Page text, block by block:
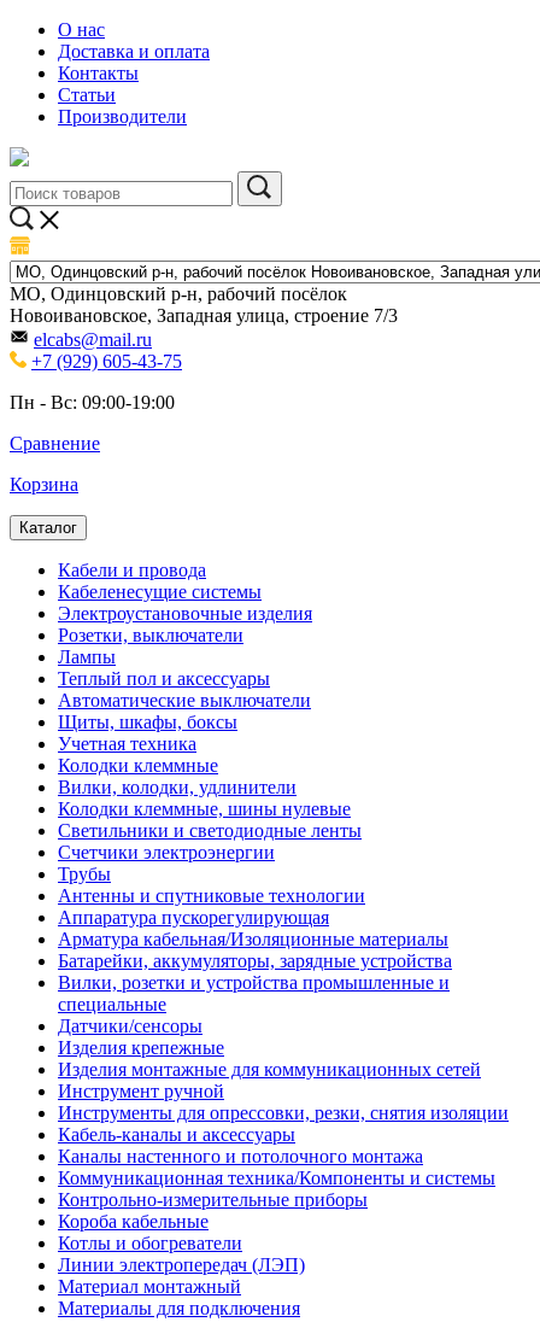
О нас
Доставка и оплата
Контакты
Статьи
Производители
МО, Одинцовский р-н, рабочий посёлок
Новоивановское, Западная улица, строение 7/3
elcabs@mail.ru
+7 (929) 605-43-75
Пн - Вс: 09:00-19:00
Сравнение
Корзина
Каталог
Кабели и провода
Кабеленесущие системы
Электроустановочные изделия
Розетки, выключатели
Лампы
Теплый пол и аксессуары
Автоматические выключатели
Щиты, шкафы, боксы
Учетная техника
Колодки клеммные
Вилки, колодки, удлинители
Колодки клеммные, шины нулевые
Светильники и светодиодные ленты
Счетчики электроэнергии
Трубы
Антенны и спутниковые технологии
Аппаратура пускорегулирующая
Арматура кабельная/Изоляционные материалы
Батарейки, аккумуляторы, зарядные устройства
Вилки, розетки и устройства промышленные и
специальные
Датчики/сенсоры
Изделия крепежные
Изделия монтажные для коммуникационных сетей
Инструмент ручной
Инструменты для опрессовки, резки, снятия изоляции
Кабель-каналы и аксессуары
Каналы настенного и потолочного монтажа
Коммуникационная техника/Компоненты и системы
Контрольно-измерительные приборы
Короба кабельные
Котлы и обогреватели
Линии электропередач (ЛЭП)
Материал монтажный
Материалы для подключения